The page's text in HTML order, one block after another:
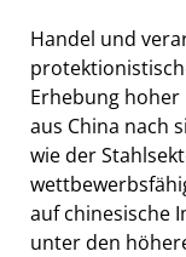
Handel und
Erhebung
aus China nach
wie der
auf chinesische
unter den